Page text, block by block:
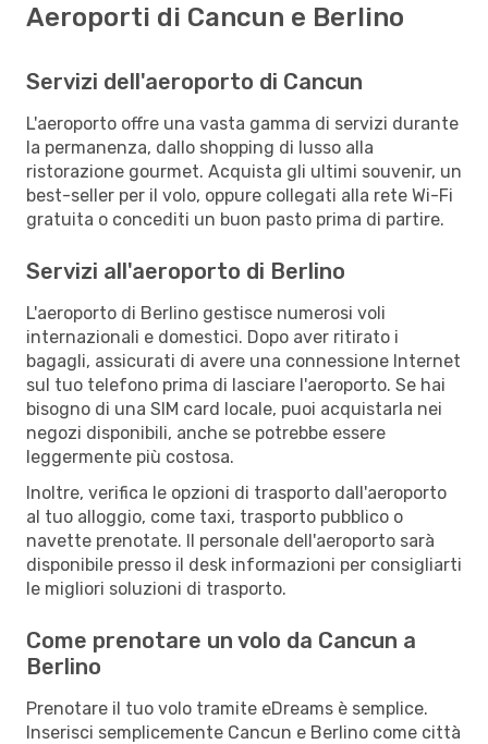
Aeroporti di Cancun e Berlino
Servizi dell'aeroporto di Cancun
L'aeroporto offre una vasta gamma di servizi durante
la permanenza, dallo shopping di lusso alla
ristorazione gourmet. Acquista gli ultimi souvenir, un
best-seller per il volo, oppure collegati alla rete Wi-Fi
gratuita o concediti un buon pasto prima di partire.
Servizi all'aeroporto di Berlino
L'aeroporto di Berlino gestisce numerosi voli
internazionali e domestici. Dopo aver ritirato i
bagagli, assicurati di avere una connessione Internet
sul tuo telefono prima di lasciare l'aeroporto. Se hai
bisogno di una SIM card locale, puoi acquistarla nei
negozi disponibili, anche se potrebbe essere
leggermente più costosa.
Inoltre, verifica le opzioni di trasporto dall'aeroporto
al tuo alloggio, come taxi, trasporto pubblico o
navette prenotate. Il personale dell'aeroporto sarà
disponibile presso il desk informazioni per consigliarti
le migliori soluzioni di trasporto.
Come prenotare un volo da Cancun a
Berlino
Prenotare il tuo volo tramite eDreams è semplice.
Inserisci semplicemente Cancun e Berlino come città